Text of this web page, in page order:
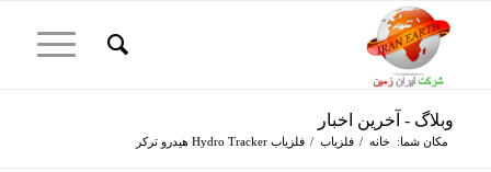
وبلاگ - آخرین اخبار
مکان شما: خانه / فلزیاب / فلزیاب Hydro Tracker هیدرو ترکر